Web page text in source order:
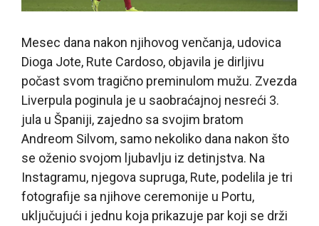
Mesec dana nakon njihovog venčanja, udovica
Dioga Jote, Rute Cardoso, objavila je dirljivu
počast svom tragično preminulom mužu. Zvezda
Liverpula poginula je u saobraćajnoj nesreći 3.
jula u Španiji, zajedno sa svojim bratom
Andreom Silvom, samo nekoliko dana nakon što
se oženio svojom ljubavlju iz detinjstva. Na
Instagramu, njegova supruga, Rute, podelila je tri
fotografije sa njihove ceremonije u Portu,
uključujući i jednu koja prikazuje par koji se drži